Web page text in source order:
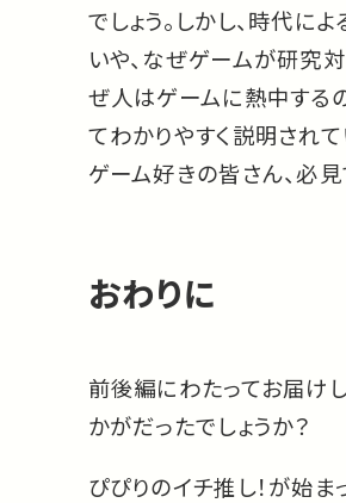
でしょう。しかし、時代に
いや、なぜゲームが研究
ぜ人はゲームに熱中する
てわかりやすく説明されて
ゲーム好きの皆さん、必見
おわりに
前後編にわたってお届け
かがだったでしょうか？
ぴぴりのイチ推し！が始ま